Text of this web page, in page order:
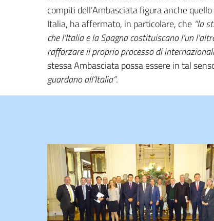
compiti dell’Ambasciata figura anche
Italia, ha affermato, in particolare, che “la
che l’Italia e la Spagna costituiscano l’un
rafforzare il proprio processo di
stessa Ambasciata possa essere in tal
guardano all’Italia”.